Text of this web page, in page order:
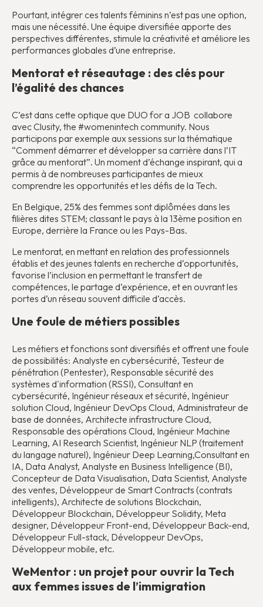
Pourtant, intégrer ces talents féminins n’est pas une option,
mais une nécessité. Une équipe diversifiée apporte des
perspectives différentes, stimule la créativité et améliore les
performances globales d’une entreprise.
Mentorat et réseautage : des clés pour
l’égalité des chances
C’est dans cette optique que DUO for a JOB collabore
avec Clusity, the #womenintech community. Nous
participons par exemple aux sessions sur la thématique
“Comment démarrer et développer sa carrière dans l’IT
grâce au mentorat”. Un moment d’échange inspirant, qui a
permis à de nombreuses participantes de mieux
comprendre les opportunités et les défis de la Tech.
En Belgique, 25% des femmes sont diplômées dans les
filières dites STEM; classant le pays à la 13ème position en
Europe, derrière la France ou les Pays-Bas.
Le mentorat, en mettant en relation des professionnels
établis et des jeunes talents en recherche d’opportunités,
favorise l’inclusion en permettant le transfert de
compétences, le partage d’expérience, et en ouvrant les
portes d’un réseau souvent difficile d’accès.
Une foule de métiers possibles
Les métiers et fonctions sont diversifiés et offrent une foule
de possibilités: Analyste en cybersécurité, Testeur de
pénétration (Pentester), Responsable sécurité des
systèmes d'information (RSSI), Consultant en
cybersécurité, Ingénieur réseaux et sécurité, Ingénieur
solution Cloud, Ingénieur DevOps Cloud, Administrateur de
base de données, Architecte infrastructure Cloud,
Responsable des opérations Cloud, Ingénieur Machine
Learning, AI Research Scientist, Ingénieur NLP (traitement
du langage naturel), Ingénieur Deep Learning,Consultant en
IA, Data Analyst, Analyste en Business Intelligence (BI),
Concepteur de Data Visualisation, Data Scientist, Analyste
des ventes, Développeur de Smart Contracts (contrats
intelligents), Architecte de solutions Blockchain,
Développeur Blockchain, Développeur Solidity, Meta
designer, Développeur Front-end, Développeur Back-end,
Développeur Full-stack, Développeur DevOps,
Développeur mobile, etc.
WeMentor : un projet pour ouvrir la Tech
aux femmes issues de l’immigration